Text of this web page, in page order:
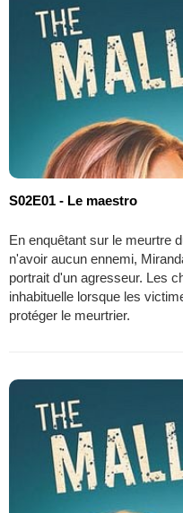
S02E01 - Le maestro
En enquêtant sur le meurtre
n'avoir aucun ennemi,
portrait d'un agresseur. Les
inhabituelle lorsque les
protéger le meurtrier.